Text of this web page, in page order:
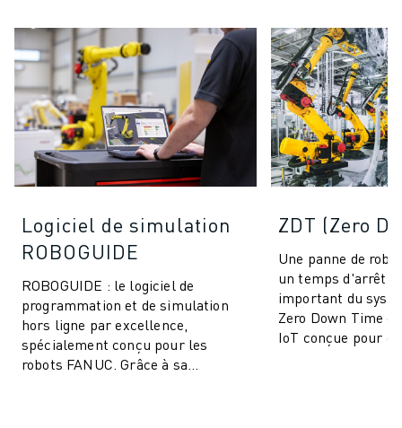
Logiciel de simulation
ROBOGUIDE
ROBOGUIDE : le logiciel de
programmation et de simulation
hors ligne par excellence,
spécialement conçu pour les
robots FANUC. Grâce à sa
ZDT (Zero
Une panne de
un temps d'arrêt
important du
Zero Down Time
IoT conçue pour